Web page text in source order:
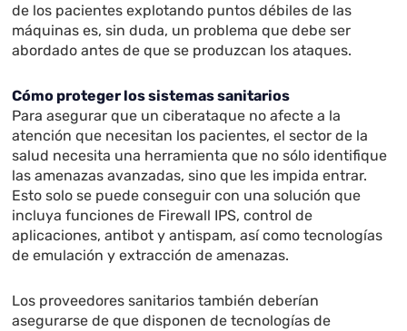
de los pacientes explotando puntos débiles de las
máquinas es, sin duda, un problema que debe ser
abordado antes de que se produzcan los ataques.
Cómo proteger los sistemas sanitarios
Para asegurar que un ciberataque no afecte a la
atención que necesitan los pacientes, el sector de la
salud necesita una herramienta que no sólo identifique
las amenazas avanzadas, sino que les impida entrar.
Esto solo se puede conseguir con una solución que
incluya funciones de Firewall IPS, control de
aplicaciones, antibot y antispam, así como tecnologías
de emulación y extracción de amenazas.
Los proveedores sanitarios también deberían
asegurarse de que disponen de tecnologías de